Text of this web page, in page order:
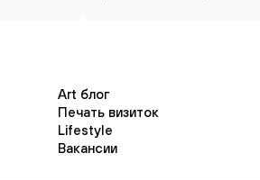
Art блог
Печать визиток
Lifestyle
Вакансии